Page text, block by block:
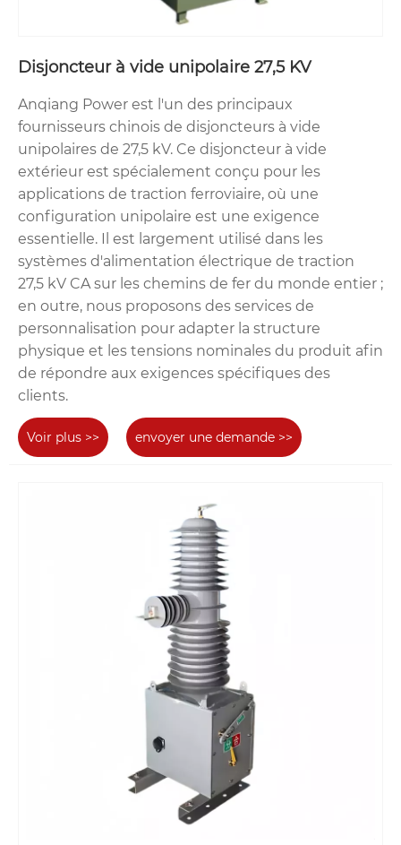
Disjoncteur à vide unipolaire 27,5 KV
Anqiang Power est l'un des principaux
fournisseurs chinois de disjoncteurs à vide
unipolaires de 27,5 kV. Ce disjoncteur à vide
extérieur est spécialement conçu pour les
applications de traction ferroviaire, où une
configuration unipolaire est une exigence
essentielle. Il est largement utilisé dans les
systèmes d'alimentation électrique de traction
27,5 kV CA sur les chemins de fer du monde entier ;
en outre, nous proposons des services de
personnalisation pour adapter la structure
physique et les tensions nominales du produit afin
de répondre aux exigences spécifiques des
clients.
Voir plus >> envoyer une demande >>